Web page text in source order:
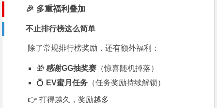
🎉 多重福利叠加
不止排行榜这么简单
除了常规排行榜奖励，还有额外福利：
🎁感谢GG抽奖赛 （惊喜随机掉落）
💍 EV蜜月任务 （任务奖励持续解锁）
👉 打得越久，奖励越多